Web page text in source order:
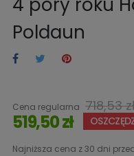
Poldaun
Cena regularna 718,53
519,50 zł
Najniższa cena z 30 dni